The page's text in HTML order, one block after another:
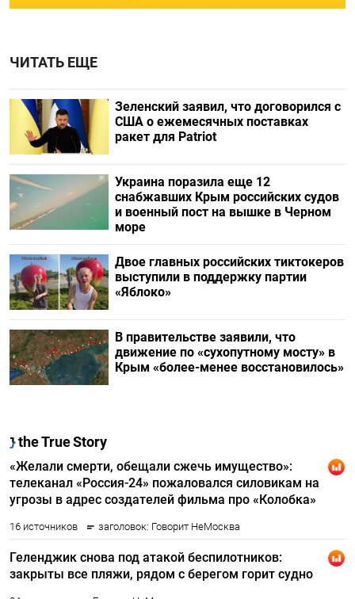
ЧИТАТЬ ЕЩЕ
Зеленский заявил, что договорился с
США о ежемесячных поставках
ракет для Patriot
Украина поразила еще 12
снабжавших Крым российских судов
и военный пост на вышке в Черном
море
Двое главных российских тиктокеров
выступили в поддержку партии
«Яблоко»
В правительстве заявили, что
движение по «сухопутному мосту» в
Крым «более-менее восстановилось»